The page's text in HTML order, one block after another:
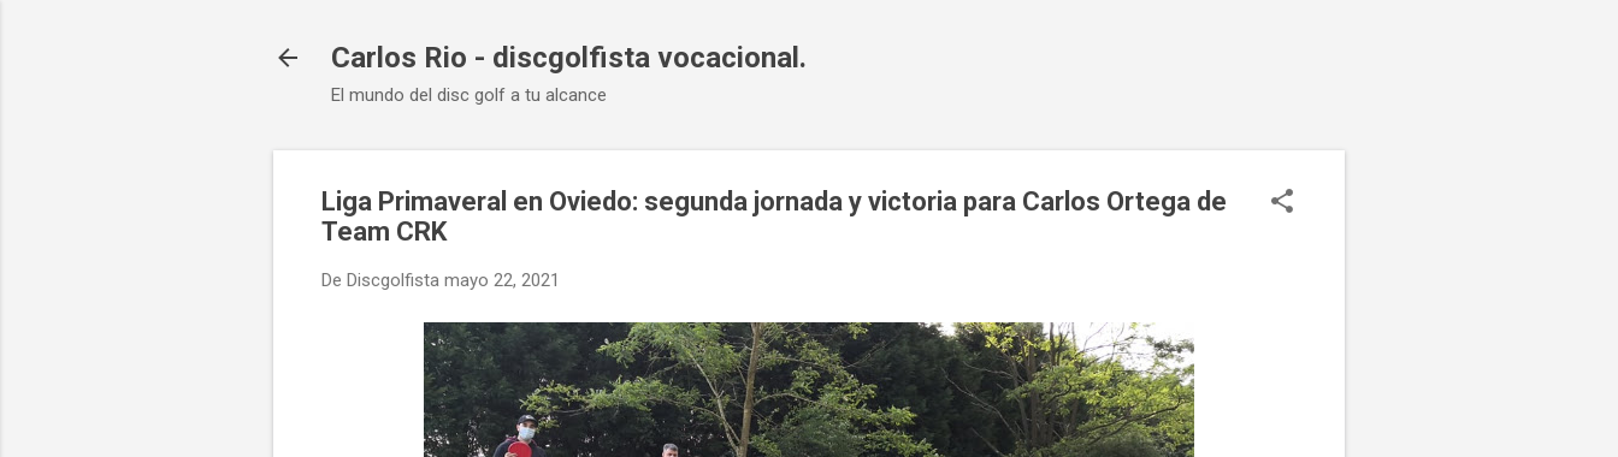
Carlos Rio - discgolfista vocacional.
El mundo del disc golf a tu alcance
Liga Primaveral en Oviedo: segunda jornada y victoria para Carlos Ortega de
Team CRK
De Discgolfista mayo 22, 2021